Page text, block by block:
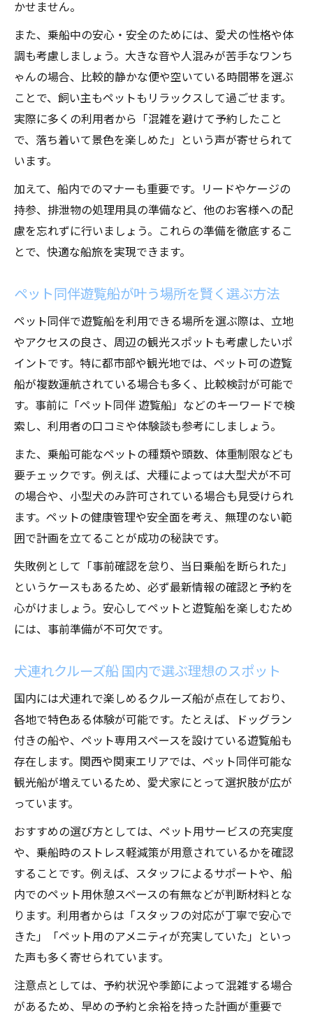
かせません。
また、乗船中の安心・安全のためには、愛犬の性格や体
調も考慮しましょう。大きな音や人混みが苦手なワンち
ゃんの場合、比較的静かな便や空いている時間帯を選ぶ
ことで、飼い主もペットもリラックスして過ごせます。
実際に多くの利用者から「混雑を避けて予約したこと
で、落ち着いて景色を楽しめた」という声が寄せられて
います。
加えて、船内でのマナーも重要です。リードやケージの
持参、排泄物の処理用具の準備など、他のお客様への配
慮を忘れずに行いましょう。これらの準備を徹底するこ
とで、快適な船旅を実現できます。
ペット同伴遊覧船が叶う場所を賢く選ぶ方法
ペット同伴で遊覧船を利用できる場所を選ぶ際は、立地
やアクセスの良さ、周辺の観光スポットも考慮したいポ
イントです。特に都市部や観光地では、ペット可の遊覧
船が複数運航されている場合も多く、比較検討が可能で
す。事前に「ペット同伴 遊覧船」などのキーワードで検
索し、利用者の口コミや体験談も参考にしましょう。
また、乗船可能なペットの種類や頭数、体重制限なども
要チェックです。例えば、犬種によっては大型犬が不可
の場合や、小型犬のみ許可されている場合も見受けられ
ます。ペットの健康管理や安全面を考え、無理のない範
囲で計画を立てることが成功の秘訣です。
失敗例として「事前確認を怠り、当日乗船を断られた」
というケースもあるため、必ず最新情報の確認と予約を
心がけましょう。安心してペットと遊覧船を楽しむため
には、事前準備が不可欠です。
犬連れクルーズ船 国内で選ぶ理想のスポット
国内には犬連れで楽しめるクルーズ船が点在しており、
各地で特色ある体験が可能です。たとえば、ドッグラン
付きの船や、ペット専用スペースを設けている遊覧船も
存在します。関西や関東エリアでは、ペット同伴可能な
観光船が増えているため、愛犬家にとって選択肢が広が
っています。
おすすめの選び方としては、ペット用サービスの充実度
や、乗船時のストレス軽減策が用意されているかを確認
することです。例えば、スタッフによるサポートや、船
内でのペット用休憩スペースの有無などが判断材料とな
ります。利用者からは「スタッフの対応が丁寧で安心で
きた」「ペット用のアメニティが充実していた」といっ
た声も多く寄せられています。
注意点としては、予約状況や季節によって混雑する場合
があるため、早めの予約と余裕を持った計画が重要で